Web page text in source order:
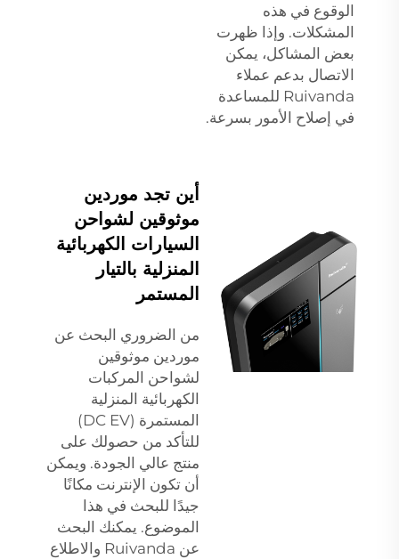
الوقوع في هذه
المشكلات. وإذا ظهرت
بعض المشاكل، يمكن
الاتصال بدعم عملاء
Ruivanda للمساعدة
في إصلاح الأمور بسرعة.
أين تجد موردين
موثوقين لشواحن
السيارات الكهربائية
المنزلية بالتيار
المستمر
من الضروري البحث عن
موردين موثوقين
لشواحن المركبات
الكهربائية المنزلية
المستمرة (DC EV)
للتأكد من حصولك على
منتج عالي الجودة. ويمكن
أن تكون الإنترنت مكانًا
جيدًا للبحث في هذا
الموضوع. يمكنك البحث
عن Ruivanda والاطلاع